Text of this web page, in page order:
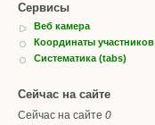
Сервисы
Веб камера
Координаты участников
Систематика (tabs)
Сейчас на сайте
Сейчас на сайте 0